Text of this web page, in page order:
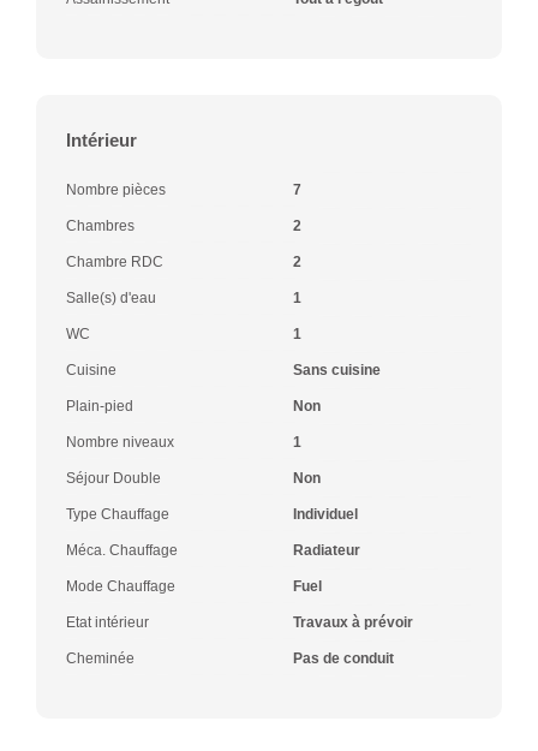
Intérieur
Nombre pièces 7
Chambres 2
Chambre RDC 2
Salle(s) d'eau 1
WC 1
Cuisine Sans cuisine
Plain-pied Non
Nombre niveaux 1
Séjour Double Non
Type Chauffage Individuel
Méca. Chauffage Radiateur
Mode Chauffage Fuel
Etat intérieur Travaux à prévoir
Cheminée Pas de conduit